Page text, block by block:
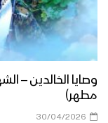
وصايا الخالدين –
مطهر)
30/04/2026